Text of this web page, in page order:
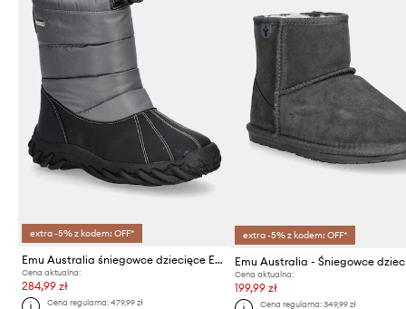
extra -5% z kodem: OFF*
Emu Australia śniegowce dziecięce Eaglet Lo
Cena aktualna:
284,99 zł
Cena regularna:479,99 zł
extra -5% z kodem: OFF*
Cena aktualna:
199,99 zł
Cena regularna: 349,99 zł